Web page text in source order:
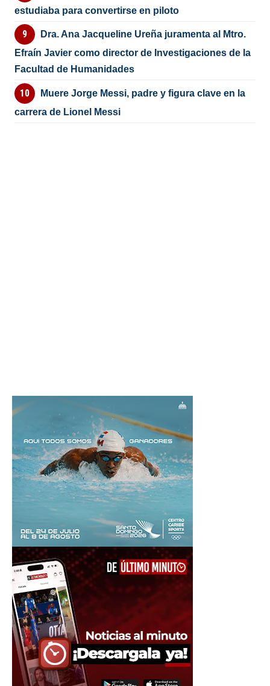
estudiaba para convertirse en piloto
Dra. Ana Jacqueline Ureña juramenta al Mtro.
Efraín Javier como director de Investigaciones de la
Facultad de Humanidades
Muere Jorge Messi, padre y figura clave en la
carrera de Lionel Messi